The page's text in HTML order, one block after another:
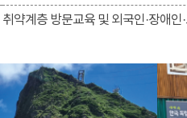
취약계층 방문교육 및 외국인·장애인